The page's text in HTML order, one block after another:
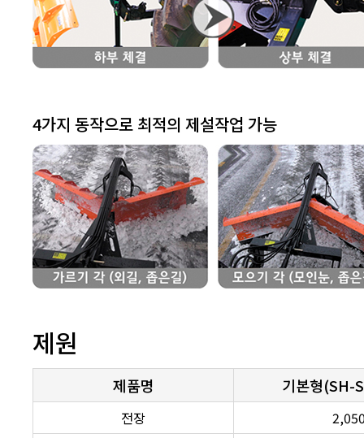
4가지 동작으로 최적의 제설작업 가능
제원
제품명 기본형(SH-
전장